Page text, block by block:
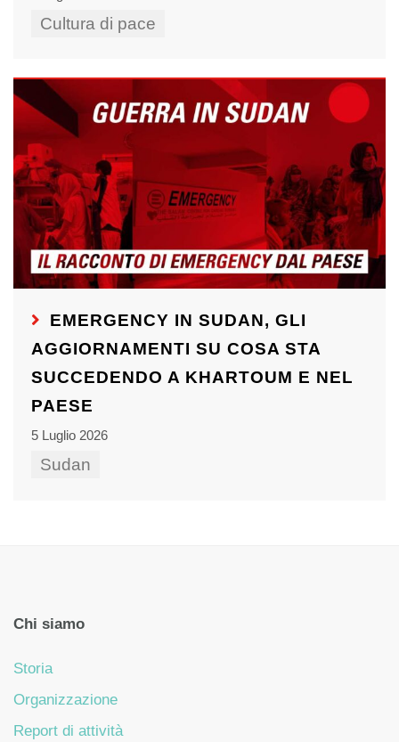
Cultura di pace
EMERGENCY IN SUDAN, GLI
AGGIORNAMENTI SU COSA STA
SUCCEDENDO A KHARTOUM E NEL
PAESE
5 Luglio 2026
Sudan
Chi siamo
Storia
Organizzazione
Report di attività